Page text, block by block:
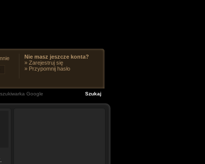
Nie masz jeszcze konta?
» Zarejestruj się
» Przypomnij hasło
.